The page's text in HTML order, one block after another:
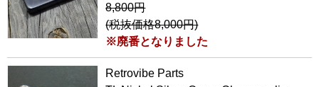
8,800円
(税抜価格8,000円)
※廃番となりました
Retrovibe Parts